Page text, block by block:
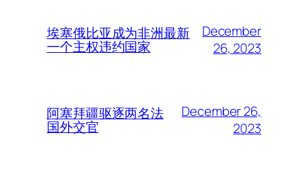
埃塞俄比亚成为非洲最新
一个主权违约国家
December
26, 2023
阿塞拜疆驱逐两名法
国外交官
December 26,
2023